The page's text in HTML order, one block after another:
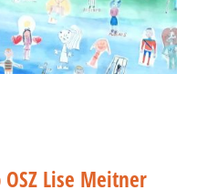
Lise Meitner